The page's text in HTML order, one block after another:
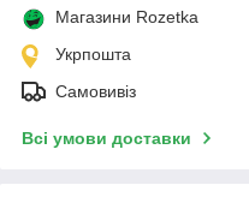
Магазини Rozetka
Укрпошта
Самовивіз
Всі умови доставки